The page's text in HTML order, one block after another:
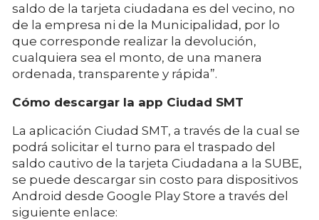
saldo de la tarjeta ciudadana es del vecino, no
de la empresa ni de la Municipalidad, por lo
que corresponde realizar la devolución,
cualquiera sea el monto, de una manera
ordenada, transparente y rápida”.
Cómo descargar la app Ciudad SMT
La aplicación Ciudad SMT, a través de la cual se
podrá solicitar el turno para el traspado del
saldo cautivo de la tarjeta Ciudadana a la SUBE,
se puede descargar sin costo para dispositivos
Android desde Google Play Store a través del
siguiente enlace: